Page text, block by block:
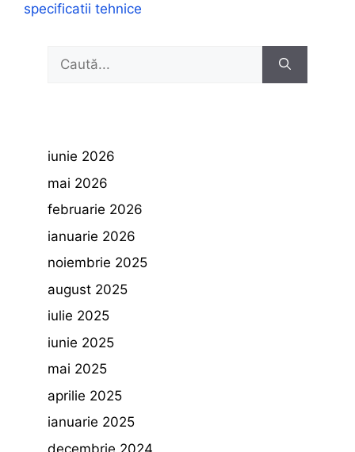
specificatii tehnice
Caută
iunie 2026
mai 2026
februarie 2026
ianuarie 2026
noiembrie 2025
august 2025
iulie 2025
iunie 2025
mai 2025
aprilie 2025
ianuarie 2025
decembrie 2024